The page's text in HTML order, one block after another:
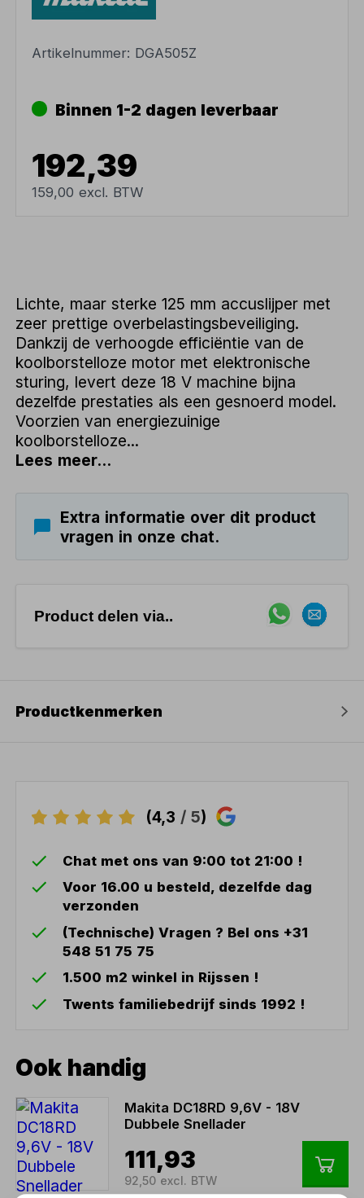
Artikelnummer: DGA505Z
Binnen 1-2 dagen leverbaar
192,39
159,00 excl. BTW
Lichte, maar sterke 125 mm accuslijper met
zeer prettige overbelastingsbeveiliging.
Dankzij de verhoogde efficiëntie van de
koolborstelloze motor met elektronische
sturing, levert deze 18 V machine bijna
dezelfde prestaties als een gesnoerd model.
Voorzien van energiezuinige
koolborstelloze...
Lees meer...
Extra informatie over dit product
vragen in onze chat.
Product delen via..
Productkenmerken
(4,3 / 5)
Chat met ons van 9:00 tot 21:00 !
Voor 16.00 u besteld, dezelfde dag
verzonden
(Technische) Vragen ? Bel ons +31
548 51 75 75
1.500 m2 winkel in Rijssen !
Twents familiebedrijf sinds 1992 !
Ook handig
Makita DC18RD 9,6V - 18V
Dubbele Snellader
111,93
92,50 excl. BTW